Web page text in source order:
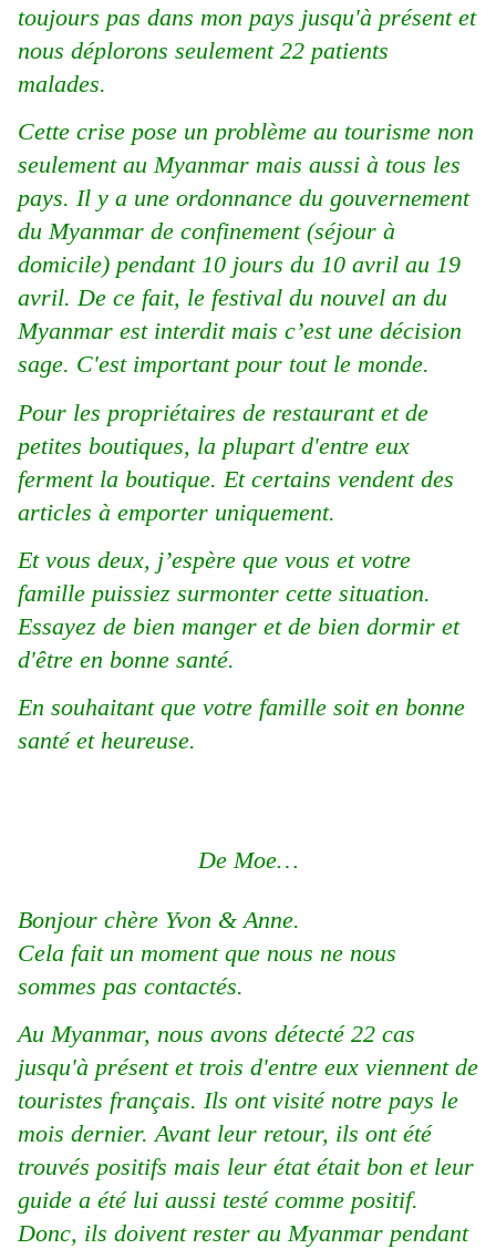
toujours pas dans mon pays jusqu'à présent et
nous déplorons seulement 22 patients
malades.
Cette crise pose un problème au tourisme non
seulement au Myanmar mais aussi à tous les
pays. Il y a une ordonnance du gouvernement
du Myanmar de confinement (séjour à
domicile) pendant 10 jours du 10 avril au 19
avril. De ce fait, le festival du nouvel an du
Myanmar est interdit mais c’est une décision
sage. C'est important pour tout le monde.
Pour les propriétaires de restaurant et de
petites boutiques, la plupart d'entre eux
ferment la boutique. Et certains vendent des
articles à emporter uniquement.
Et vous deux, j’espère que vous et votre
famille puissiez surmonter cette situation.
Essayez de bien manger et de bien dormir et
d'être en bonne santé.
En souhaitant que votre famille soit en bonne
santé et heureuse.
De Moe…
Bonjour chère Yvon & Anne.
Cela fait un moment que nous ne nous
sommes pas contactés.
Au Myanmar, nous avons détecté 22 cas
jusqu'à présent et trois d'entre eux viennent de
touristes français. Ils ont visité notre pays le
mois dernier. Avant leur retour, ils ont été
trouvés positifs mais leur état était bon et leur
guide a été lui aussi testé comme positif.
Donc, ils doivent rester au Myanmar pendant